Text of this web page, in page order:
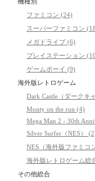
機種別
ファミコン (24)
スーパーファミコン
メガドライブ (6)
プレイステーション
ゲームボーイ (9)
海外版レトロゲーム
Dark Castle（ダークキ
Monty on the run (4)
Mega Man 2 - 30th
Silver Surfer（NES）
NES（海外版ファミコ
海外版レトロゲーム総
その他総合